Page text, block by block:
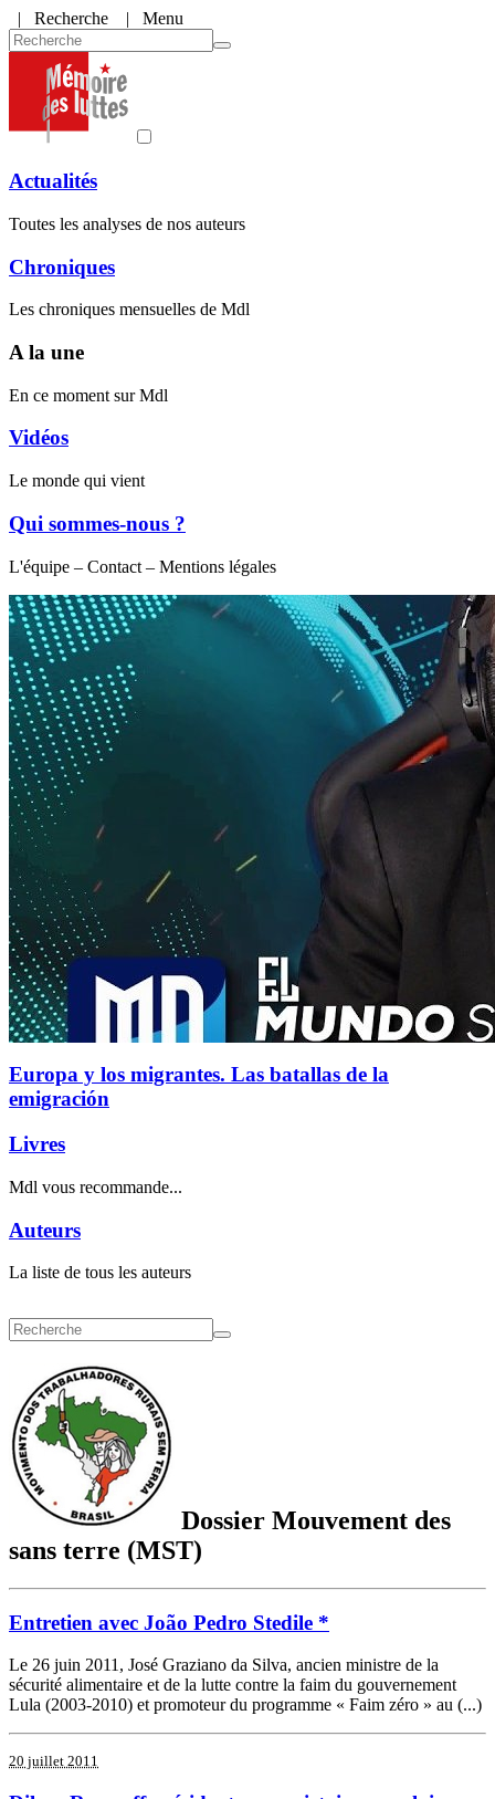
| Recherche | Menu
Actualités
Toutes les analyses de nos auteurs
Chroniques
Les chroniques mensuelles de Mdl
A la une
En ce moment sur Mdl
Vidéos
Le monde qui vient
Qui sommes-nous ?
L'équipe – Contact – Mentions légales
Europa y los migrantes. Las batallas de la
emigración
Livres
Mdl vous recommande...
Auteurs
La liste de tous les auteurs
Dossier Mouvement des
sans terre (MST)
Entretien avec João Pedro Stedile *
Le 26 juin 2011, José Graziano da Silva, ancien ministre de la
sécurité alimentaire et de la lutte contre la faim du gouvernement
Lula (2003-2010) et promoteur du programme « Faim zéro » au (...)
20 juillet 2011